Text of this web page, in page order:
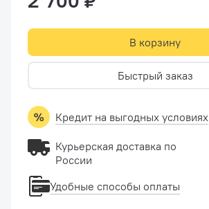
В корзину
Быстрый заказ
Кредит на выгодных условиях
Курьерская доставка по
России
Удобные способы оплаты